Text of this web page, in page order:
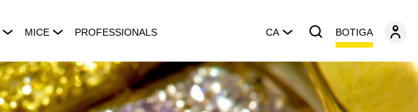
MICE PROFESSIONALS CA BOTIGA